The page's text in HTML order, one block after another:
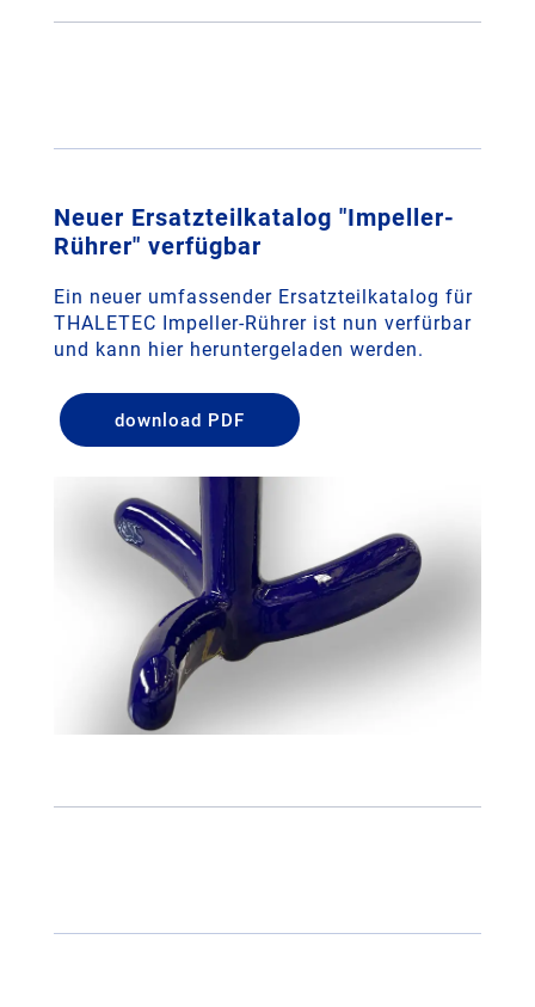
Neuer Ersatzteilkatalog "Impeller-
Rührer" verfügbar
Ein neuer umfassender Ersatzteilkatalog für
THALETEC Impeller-Rührer ist nun verfürbar
und kann hier heruntergeladen werden.
download PDF